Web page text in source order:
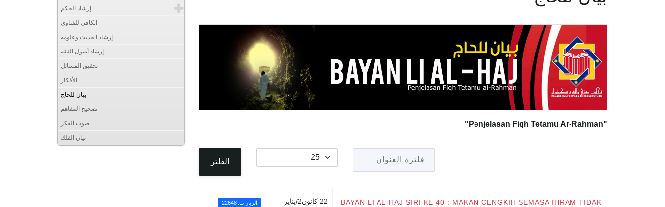
"Penjelasan Fiqh Tetamu Ar-Rahman"
عدد الإظهارات:
الفلتر
BAYAN LI AL-HAJ SIRI KE 40 : MAKAN CENGKIH SEMASA IHRAM TIDAK
22 كانون2/يناير
الزيارات: 22648
إرشاد الحكم
الكافي للفتاوي
إرشاد الحديث وعلومه
إرشاد أصول الفقه
تحقيق المسائل
الأفكار
بيان للحاج
تصحيح المفاهم
صوت الفكر
بيان الفلك